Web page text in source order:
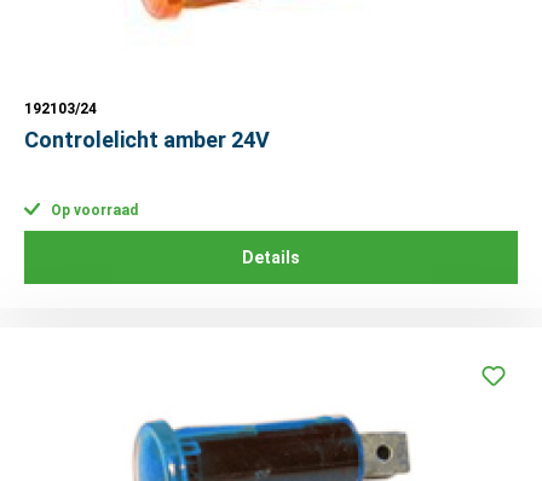
192103/24
Controlelicht amber 24V
Op voorraad
Details